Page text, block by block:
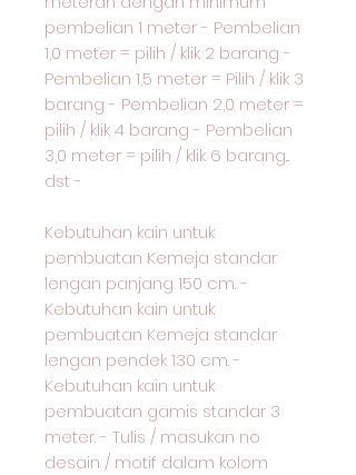
pembelian 1 meter - Pembelian
1,0 meter = pilih / klik 2 barang -
Pembelian 1,5 meter = Pilih / klik 3
barang - Pembelian 2,0 meter =
pilih / klik 4 barang - Pembelian
3,0 meter = pilih / klik 6 barang...
dst -
Kebutuhan kain untuk
pembuatan Kemeja standar
lengan panjang 150 cm. -
Kebutuhan kain untuk
pembuatan Kemeja standar
lengan pendek 130 cm. -
Kebutuhan kain untuk
pembuatan gamis standar 3
meter. - Tulis / masukan no
desain / motif dalam kolom